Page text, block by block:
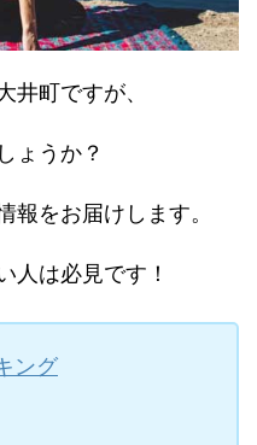
井町ですが、
ょうか？
報をお届けします。
人は必見です！
ング